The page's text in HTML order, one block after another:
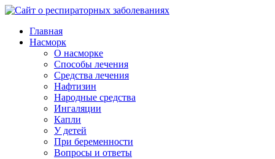
Главная
Насморк
О насморке
Способы лечения
Средства лечения
Нафтизин
Народные средства
Ингаляции
Капли
У детей
При беременности
Вопросы и ответы